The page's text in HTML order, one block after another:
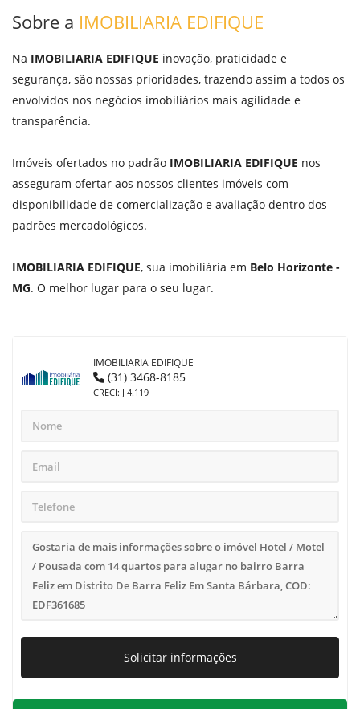
Sobre a IMOBILIARIA EDIFIQUE
Na IMOBILIARIA EDIFIQUE inovação, praticidade e
segurança, são nossas prioridades, trazendo assim a todos os
envolvidos nos negócios imobiliários mais agilidade e
transparência.
Imóveis ofertados no padrão IMOBILIARIA EDIFIQUE nos
asseguram ofertar aos nossos clientes imóveis com
disponibilidade de comercialização e avaliação dentro dos
padrões mercadológicos.
IMOBILIARIA EDIFIQUE, sua imobiliária em Belo Horizonte -
MG. O melhor lugar para o seu lugar.
IMOBILIARIA EDIFIQUE
(31) 3468-8185
CRECI: J 4.119
Solicitar informações